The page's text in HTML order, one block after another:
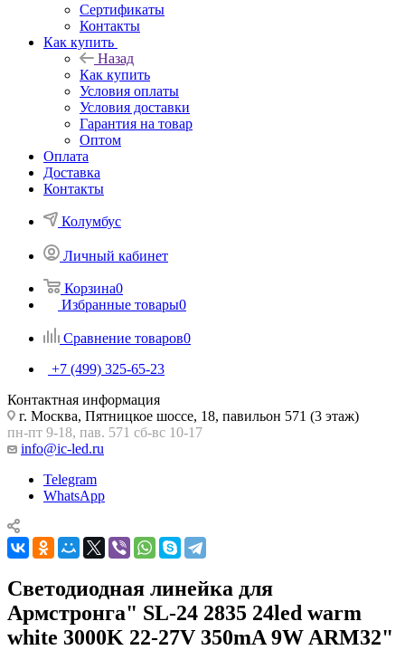
Сертификаты
Контакты
Как купить
Назад
Как купить
Условия оплаты
Условия доставки
Гарантия на товар
Оптом
Оплата
Доставка
Контакты
Колумбус
Личный кабинет
Корзина0
Избранные товары0
Сравнение товаров0
+7 (499) 325-65-23
Контактная информация
г. Москва, Пятницкое шоссе, 18, павильон 571 (3 этаж)
пн-пт 9-18, пав. 571 сб-вс 10-17
info@ic-led.ru
Telegram
WhatsApp
Светодиодная линейка для
Армстронга" SL-24 2835 24led warm
white 3000K 22-27V 350mA 9W ARM32"